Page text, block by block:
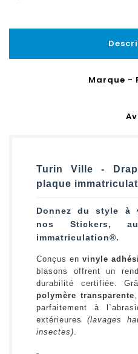
Marque -
Turin Ville -
plaque
Donnez du style à
nos Stickers,
immatriculation®.
Conçus en vinyle
blasons offrent un
durabilité certifiée.
polymère transparente
parfaitement à
extérieures (lavages
insectes).